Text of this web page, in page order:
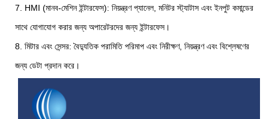
7. HMI (মানব-মেশিন ইন্টারফেস): নিয়ন্ত্রণ প্যানেল, মনিটর স্ট্যাটাস এবং ইনপুট কমান্ডের
সাথে যোগাযোগ করার জন্য অপারেটরদের জন্য ইন্টারফেস।
8. মিটার এবং সেন্সর: বৈদ্যুতিক পরামিতি পরিমাপ এবং নিরীক্ষণ, নিয়ন্ত্রণ এবং বিশ্লেষণের
জন্য ডেটা প্রদান করে।